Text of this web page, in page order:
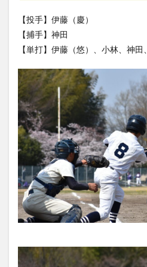
【投手】伊藤（慶）
【捕手】神田
【単打】伊藤（悠）、小林、神